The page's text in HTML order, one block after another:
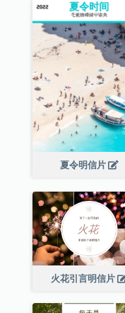
夏令明信片
火花引言明信片